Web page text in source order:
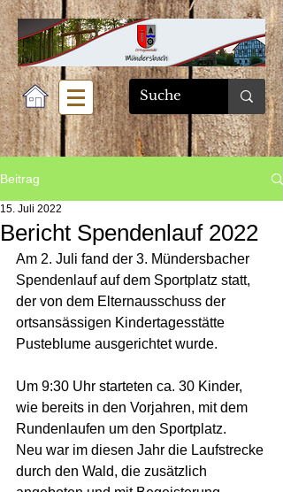
Beitrag
Bericht Spendenlauf 2022
15. Juli 2022
Am 2. Juli fand der 3. Mündersbacher
Spendenlauf auf dem Sportplatz statt,
der von dem Elternausschuss der
ortsansässigen Kindertagesstätte
Pusteblume ausgerichtet wurde.
Um 9:30 Uhr starteten ca. 30 Kinder,
wie bereits in den Vorjahren, mit dem
Rundenlaufen um den Sportplatz.
Neu war im diesen Jahr die Laufstrecke
durch den Wald, die zusätzlich